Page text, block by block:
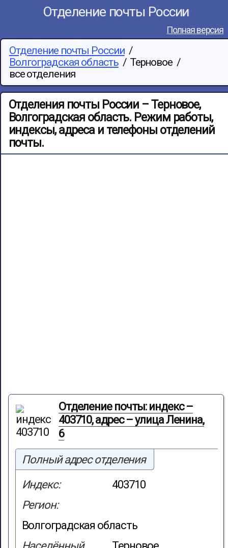
Отделение почты России
Полная версия
Отделение почты России /
Волгоградская область / Терновое /
все отделения
Отделения почты России – Терновое,
Волгоградская область. Режим работы,
индексы, адреса и телефоны отделений
почты.
Отделение почты: индекс –
403710, адрес – улица Ленина,
6
Полный адрес отделения
Индекс:
403710
Регион:
Волгоградская область